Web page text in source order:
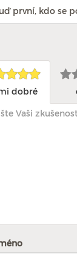
první, kdo se
dobré